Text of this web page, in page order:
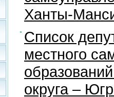
Ханты-
Список
местного
округа –